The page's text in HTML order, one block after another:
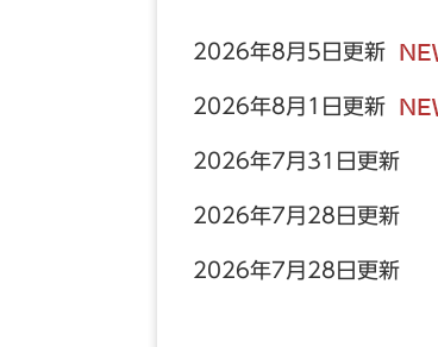
2026年8月5日更新
2026年8月1日更新
2026年7月31日更新
2026年7月28日更新
2026年7月28日更新